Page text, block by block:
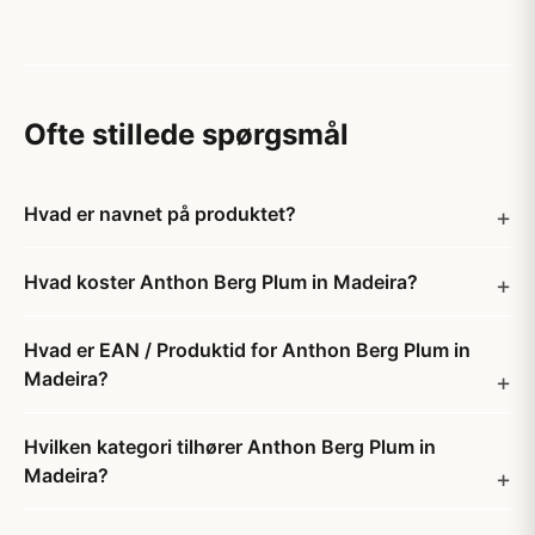
Ofte stillede spørgsmål
Hvad er navnet på produktet?
Hvad koster Anthon Berg Plum in Madeira?
Hvad er EAN / Produktid for Anthon Berg Plum in
Madeira?
Hvilken kategori tilhører Anthon Berg Plum in
Madeira?